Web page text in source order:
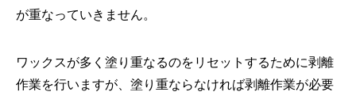
が重なっていきません。
ワックスが多く塗り重なるのをリセットするために剥離
作業を行い ますが、塗り重ならなければ剥離作業が必要